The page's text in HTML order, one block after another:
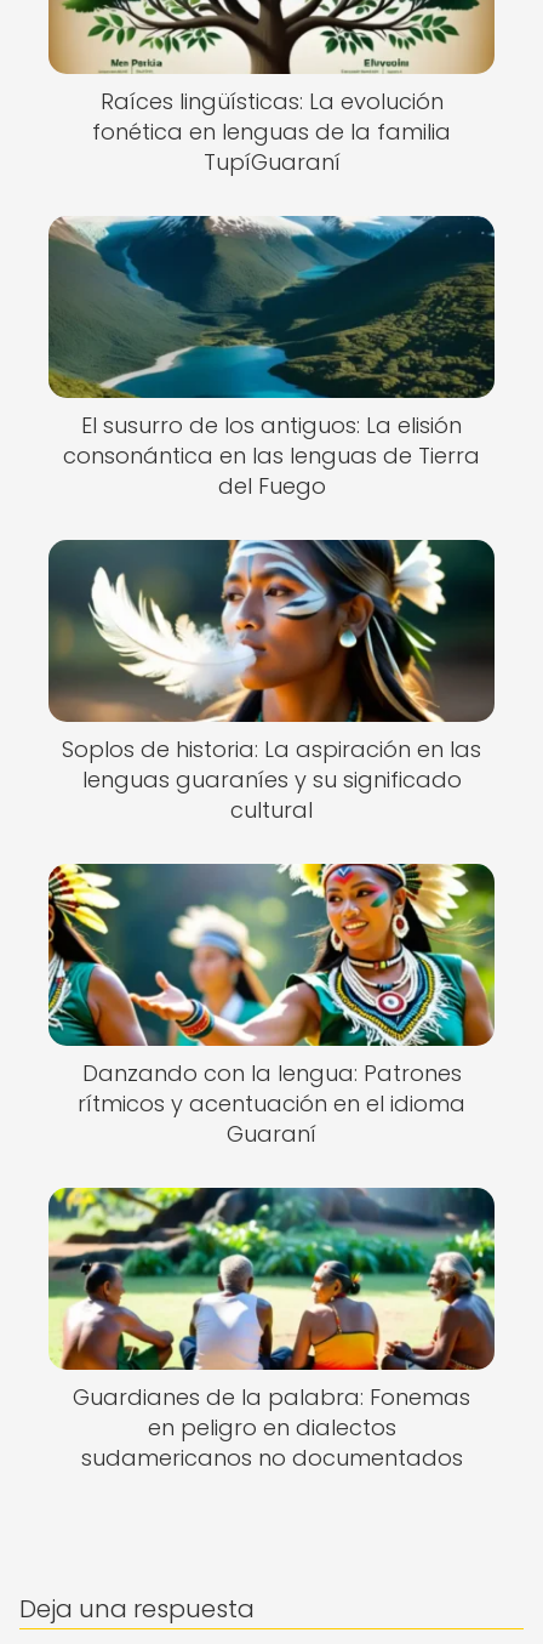
Raíces lingüísticas: La evolución
fonética en lenguas de la familia
TupíGuaraní
El susurro de los antiguos: La elisión
consonántica en las lenguas de Tierra
del Fuego
Soplos de historia: La aspiración en las
lenguas guaraníes y su significado
cultural
Danzando con la lengua: Patrones
rítmicos y acentuación en el idioma
Guaraní
Guardianes de la palabra: Fonemas
en peligro en dialectos
sudamericanos no documentados
Deja una respuesta